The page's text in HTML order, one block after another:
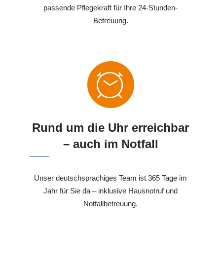
passende Pflegekraft für Ihre 24-Stunden-
Betreuung.
Rund um die Uhr erreichbar
– auch im Notfall
Unser deutschsprachiges Team ist 365 Tage im
Jahr für Sie da – inklusive Hausnotruf und
Notfallbetreuung.